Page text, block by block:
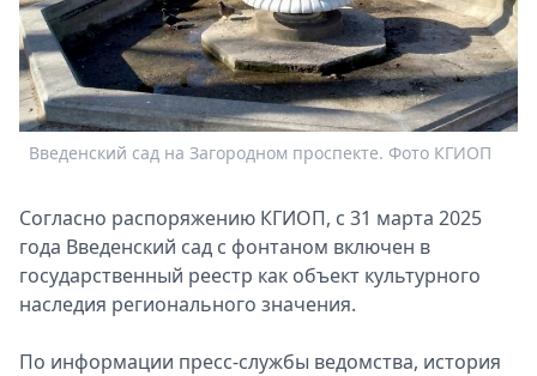
Выборы
2026
Скачай
Metro
Введенский сад на Загородном проспекте. Фото КГИОП
Согласно распоряжению КГИОП, с 31 марта 2025
года Введенский сад с фонтаном включен в
государственный реестр как объект культурного
наследия регионального значения.
По информации пресс-службы ведомства, история